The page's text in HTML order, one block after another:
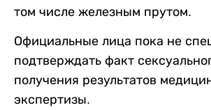
том числе железным прутом.
Официальные лица пока не
подтверждать факт
получения результатов
экспертизы.